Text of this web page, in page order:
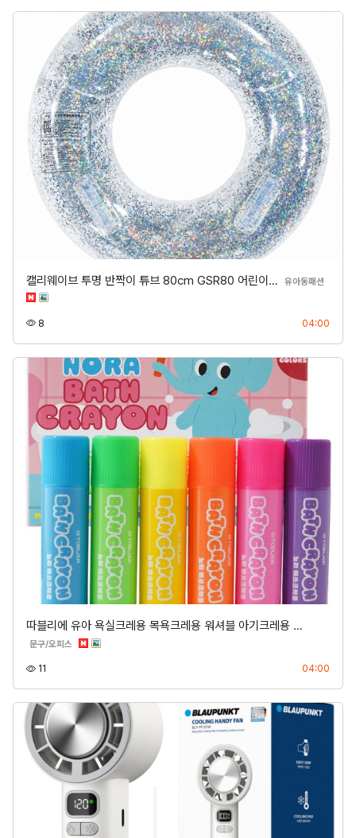
캘리웨이브 투명 반짝이 튜브 80cm GSR80 어린이… 유아동패션
8 04:00
따블리에 유아 욕실크레용 목욕크레용 워셔블 아기크레용 …
문구/오피스 분류
11 04:00